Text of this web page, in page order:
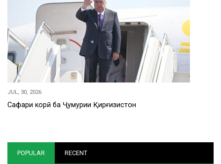
JUL, 30, 2026
Сафари корӣ ба Ҷумҳурии Қирғизистон
POPULAR RECENT